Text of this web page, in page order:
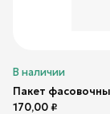
В наличии
Пакет
170,00₽